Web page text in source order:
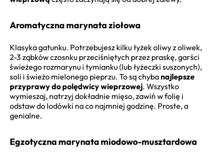
Aromatyczna marynata ziołowa
Klasyka gatunku. Potrzebujesz kilku łyżek oliwy z oliwek,
2-3 ząbków czosnku przeciśniętych przez praskę, garści
świeżego rozmarynu i tymianku (lub łyżeczki suszonych),
soli i świeżo mielonego pieprzu. To są chybanajlepsze
przyprawy do polędwicy wieprzowej. Wszystko
wymieszaj, natrzyj dokładnie mięso, zawiń w folię i
odstaw do lodówki na co najmniej godzinę. Proste, a
genialne.
Egzotyczna marynata miodowo-musztardowa